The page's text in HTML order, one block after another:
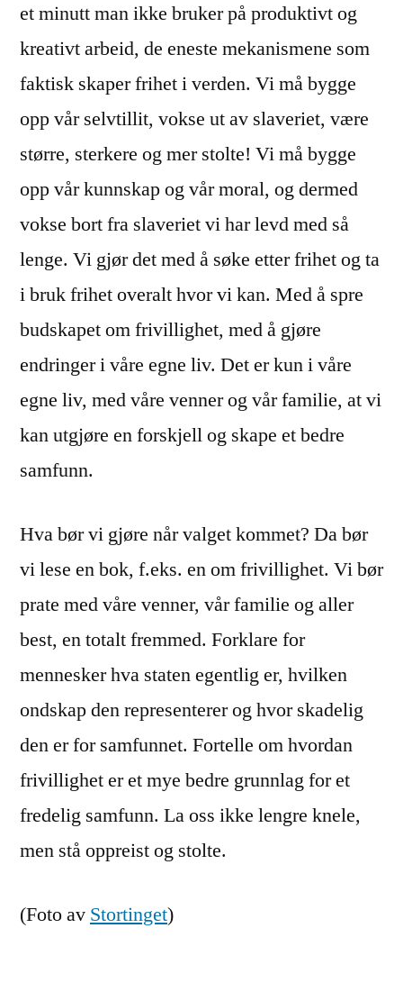
et minutt man ikke bruker på produktivt og
kreativt arbeid, de eneste mekanismene som
faktisk skaper frihet i verden. Vi må bygge
opp vår selvtillit, vokse ut av slaveriet, være
større, sterkere og mer stolte! Vi må bygge
opp vår kunnskap og vår moral, og dermed
vokse bort fra slaveriet vi har levd med så
lenge. Vi gjør det med å søke etter frihet og ta
i bruk frihet overalt hvor vi kan. Med å spre
budskapet om frivillighet, med å gjøre
endringer i våre egne liv. Det er kun i våre
egne liv, med våre venner og vår familie, at vi
kan utgjøre en forskjell og skape et bedre
samfunn.
Hva bør vi gjøre når valget kommet? Da bør
vi lese en bok, f.eks. en om frivillighet. Vi bør
prate med våre venner, vår familie og aller
best, en totalt fremmed. Forklare for
mennesker hva staten egentlig er, hvilken
ondskap den representerer og hvor skadelig
den er for samfunnet. Fortelle om hvordan
frivillighet er et mye bedre grunnlag for et
fredelig samfunn. La oss ikke lengre knele,
men stå oppreist og stolte.
(Foto av Stortinget)